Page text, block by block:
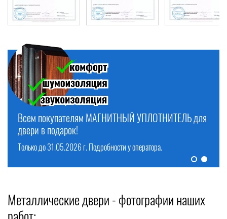
Смотреть предложения >
ТЕРМОДВЕРИ по выгодным ценам! Выезд на замер
БЕСПЛАТНО!
Смотреть предложения >
Металлические двери - фотографии наших